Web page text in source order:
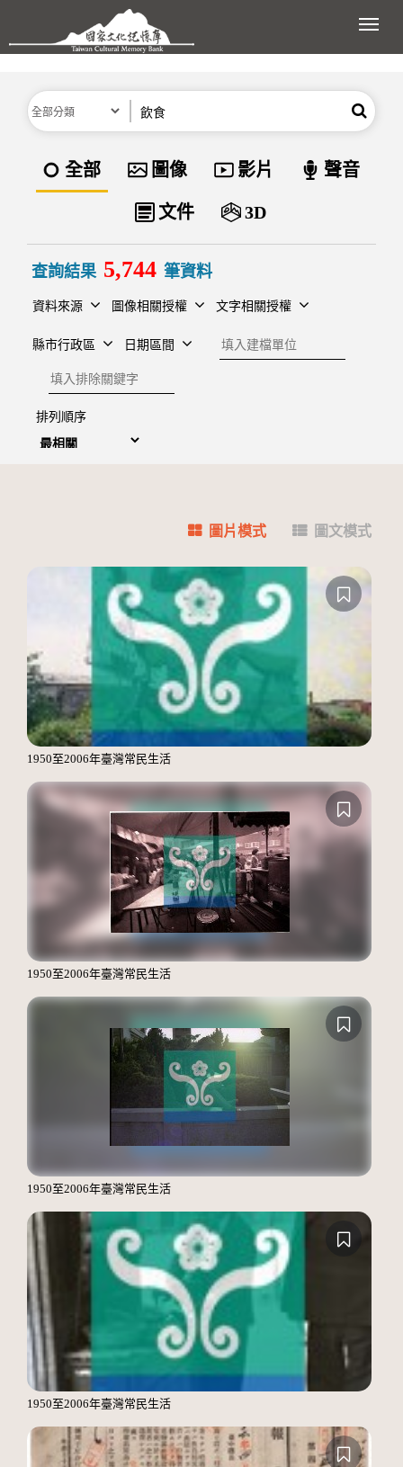
跳到主要內容區塊
展
分類 搜尋
資料類型
全部 圖像 影片 聲音
文件 3D
查詢結果 5,744 筆資料
資料來源 圖像相關授權 文字相關授權
縣市行政區 日期區間
建檔單位
排除關鍵字
排列順序
圖片模式 圖文模式
1950至2006年臺灣常民生活
1950至2006年臺灣常民生活
1950至2006年臺灣常民生活
1950至2006年臺灣常民生活